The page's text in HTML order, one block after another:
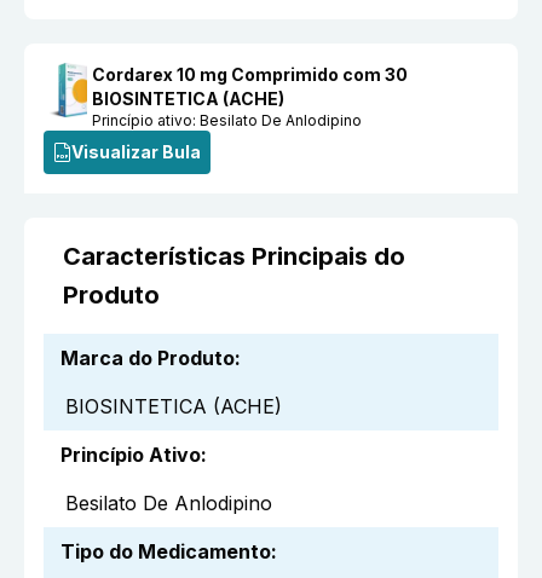
Cordarex 10 mg Comprimido com 30
BIOSINTETICA (ACHE)
Princípio ativo:Besilato De Anlodipino
Visualizar Bula
Características Principais do
Produto
Marca do Produto:
BIOSINTETICA (ACHE)
Princípio Ativo:
Besilato De Anlodipino
Tipo do Medicamento: